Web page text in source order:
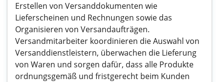
Erstellen von Versanddokumenten wie
Lieferscheinen und Rechnungen sowie das
Organisieren von Versandaufträgen.
Versandmitarbeiter koordinieren die Auswahl von
Versanddienstleistern, überwachen die Lieferung
von Waren und sorgen dafür, dass alle Produkte
ordnungsgemäß und fristgerecht beim Kunden